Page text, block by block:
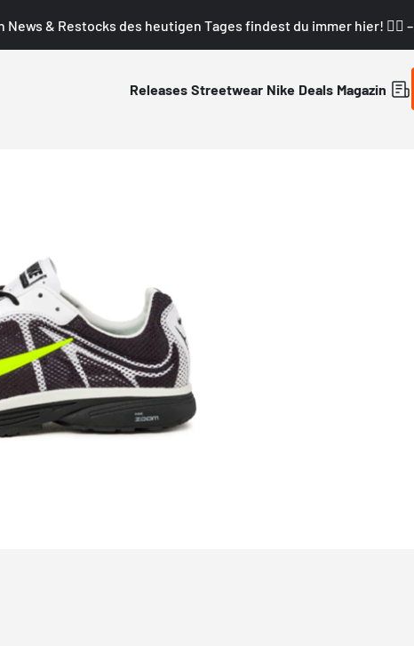
News & Restocks des heutigen Tages findest du immer hier! 👇🏼 –
Releases Streetwear Nike Deals Magazin